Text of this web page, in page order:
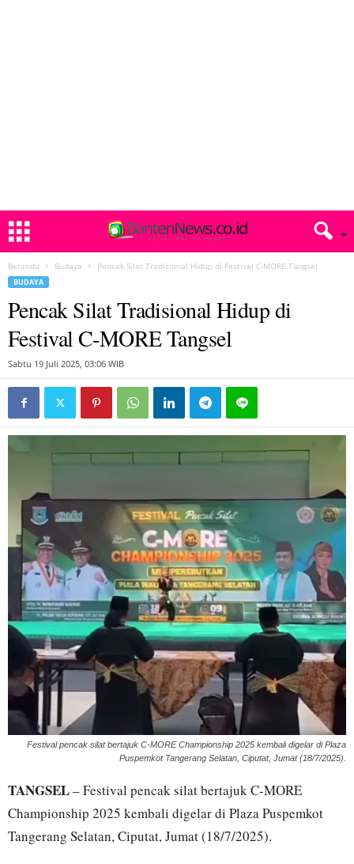
Beranda Budaya Pencak Silat Tradisional Hidup di Festival C-MORE Tangsel
BUDAYA
Pencak Silat Tradisional Hidup di
Festival C-MORE Tangsel
Sabtu 19 Juli 2025, 03:06 WIB
Festival pencak silat bertajuk C-MORE Championship 2025 kembali digelar di Plaza
Puspemkot Tangerang Selatan, Ciputat, Jumat (18/7/2025).
TANGSEL– Festival pencak silat bertajuk C-MORE
Championship 2025 kembali digelar di Plaza Puspemkot
Tangerang Selatan, Ciputat, Jumat (18/7/2025).